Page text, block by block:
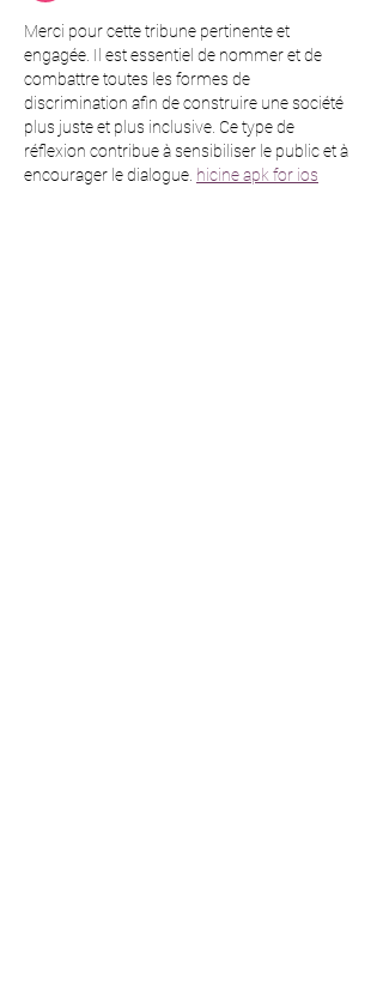
Merci pour cette tribune pertinente et
engagée. Il est essentiel de nommer et de
combattre toutes les formes de
discrimination afin de construire une société
plus juste et plus inclusive. Ce type de
réflexion contribue à sensibiliser le public et à
encourager le dialogue. hicine apk for ios